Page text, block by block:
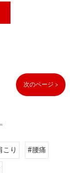
次のページ >
こり
#腰痛